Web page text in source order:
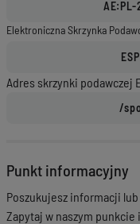
Elektroniczna Skrzynka
Adres skrzynki podawczej
Punkt informacyjny
Poszukujesz informacji
Zapytaj w naszym punkcie